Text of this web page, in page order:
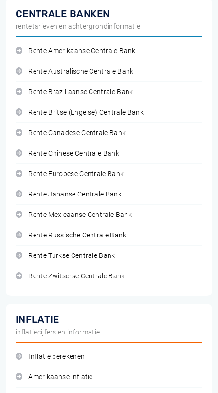
CENTRALE BANKEN
rentetarieven en achtergrondinformatie
Rente Amerikaanse Centrale Bank
Rente Australische Centrale Bank
Rente Braziliaanse Centrale Bank
Rente Britse (Engelse) Centrale Bank
Rente Canadese Centrale Bank
Rente Chinese Centrale Bank
Rente Europese Centrale Bank
Rente Japanse Centrale Bank
Rente Mexicaanse Centrale Bank
Rente Russische Centrale Bank
Rente Turkse Centrale Bank
Rente Zwitserse Centrale Bank
INFLATIE
inflatiecijfers en informatie
Inflatie berekenen
Amerikaanse inflatie